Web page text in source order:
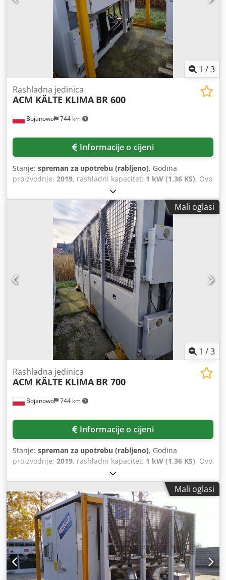
1 /3
Bojanowo 744 km
Rashladna jedinica
ACM KÄLTE KLIMA BR 600
Informacije o cijeni
Stanje: spreman za upotrebu (rabljeno), Godina
proizvodnje: 2019, rashladni kapacitet: 1 kW (1,36 KS), Ovo
je rabljena rashladna jedinica s nominalnim rashladnim
kapacitetom od približno 600 kW za parametre voda
+12/7°C. Opremljena je vijčanim kompresorima marke
Bitzer i koristi rashladno sredstvo R513A. Jedinica ima
ugrađenu pumpu i tvornički ekspanzijski spremnik.
Agregat je u dobrom stanju, iz našeg parka najma strojeva.
Prijevoz nije uključen u cijenu uređaja. Dajemo 3-mjesečno
jamstvo (za teritorij Republike Hrvatske). Dedpjy Tmixjfx Ak
Dewa
Mali oglasi
1 /3
Bojanowo 744 km
Rashladna jedinica
ACM KÄLTE KLIMA BR 700
Informacije o cijeni
Stanje: spreman za upotrebu (rabljeno), Godina
proizvodnje: 2019, rashladni kapacitet: 1 kW (1,36 KS), Ovo
je rabljena rashladna jedinica s nazivnim rashladnim
kapacitetom od cca 720 kW za parametre voda +12/7°C.
Vijčani kompresori marke Bitzer. Rashladno sredstvo
R513A. Jedinica ima ugrađenu pumpu i tvornički
ekspanzijski spremnik. Jedinica je u dobrom stanju, iz
našeg strojnog parka za najam. Prijevoz nije uključen u
cijenu uređaja. Dajemo 3-mjesečno jamstvo (vrijedi za
teritorij Republike Hrvatske). Dodpfx Aey Tmh Uok Dowa
Mali oglasi